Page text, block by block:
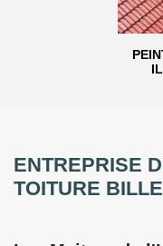
ENTREPRISE
TOITURE